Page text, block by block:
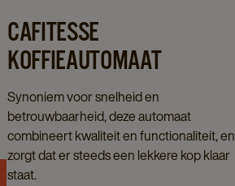
CAFITESSE
KOFFIEAUTOMAAT
Synoniem voor snelheid en
betrouwbaarheid, deze automaat
combineert kwaliteit en functionaliteit, en
zorgt dat er steeds een lekkere kop klaar
staat.